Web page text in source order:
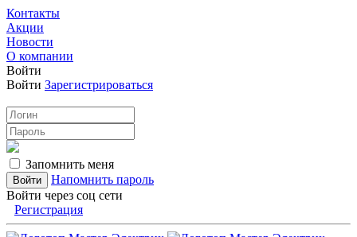
Контакты
Акции
Новости
О компании
Войти
Войти Зарегистрироваться
Запомнить меня
Напомнить пароль
Войти через соц сети
Регистрация